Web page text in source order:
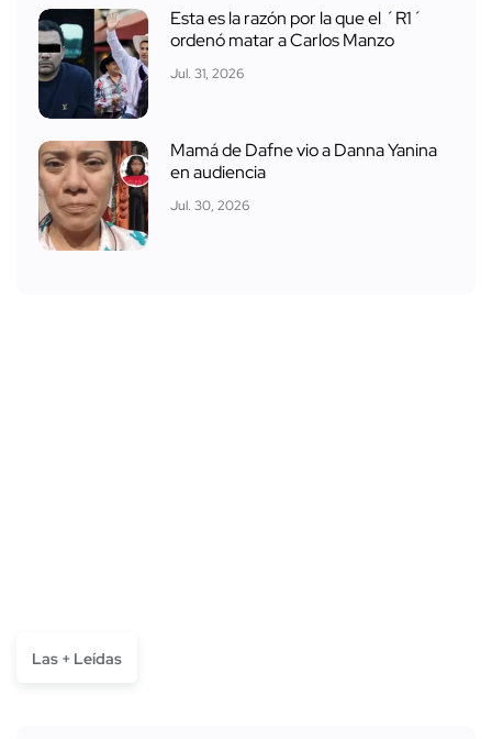
Esta es la razón por la que el ´R1´
ordenó matar a Carlos Manzo
Jul. 31, 2026
Mamá de Dafne vio a Danna Yanina
en audiencia
Jul. 30, 2026
Las + Leídas